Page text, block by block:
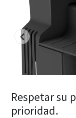
Respetar su
prioridad.